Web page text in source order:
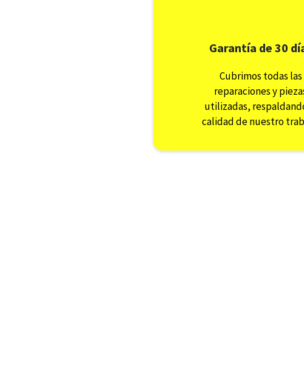
Garantía de 30
Cubrimos todas las
reparaciones y
utilizadas,
calidad de nuestro